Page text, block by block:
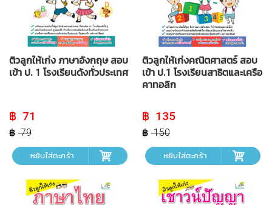
ติวลูกให้เก่ง ภาษาอังกฤษ สอบ
เข้า ป. 1 โรงเรียนดังทั่วประเทศ
79
Original
price
was:
฿ 79.
71
Current
price
is:
฿ 71.
หยิบใส่ตะกร้า
ติวลูกให้เก่งคณิตศาสตร์ สอบ
เข้า ป.1 โรงเรียนสาธิตและเครือ
คาทอลิก
150
Original
price
was:
฿ 150.
135
Current
price
is:
฿ 135.
หยิบใส่ตะกร้า